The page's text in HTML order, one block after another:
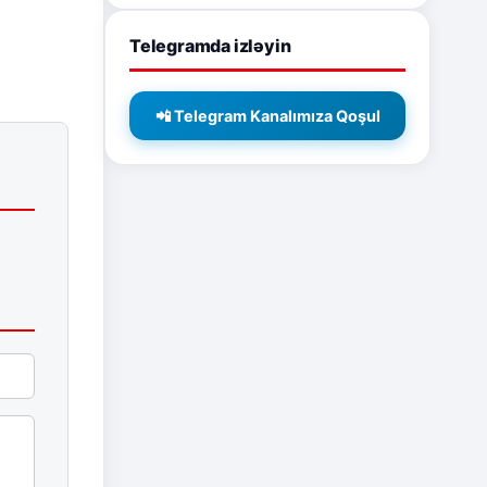
Telegramda izləyin
📲 Telegram Kanalımıza Qoşul